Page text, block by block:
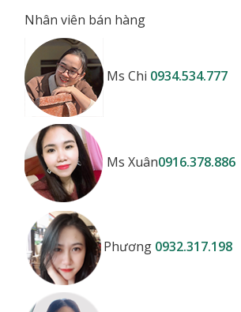
Nhân viên bán hàng
Ms Chi 0934.534.777
Ms Xuân0916.378.886
Phương 0932.317.198